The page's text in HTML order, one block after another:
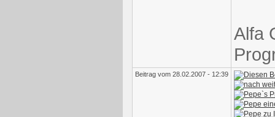
Alfa
Beitrag vom 28.02.2007 - 12:39